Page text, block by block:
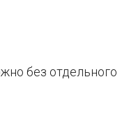
без отдельного